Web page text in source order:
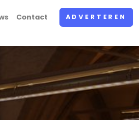
Contact ADVERTEREN